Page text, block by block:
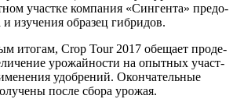
участ­ке ком­па­ния «Син­ген­та» предо­
и изу­че­ния обра­зец гибридов.
ито­гам, Crop Tour 2017 обе­ща­ет про­де­
уро­жай­но­сти на опыт­ных участ­
удоб­ре­ний. Окон­ча­тель­ные
после сбо­ра урожая.